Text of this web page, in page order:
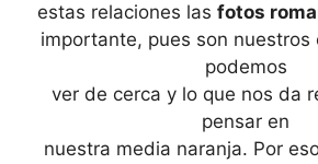
estas relaciones las fotos
importante, pues son nuestros
podemos
ver de cerca y lo que nos da
pensar en
nuestra media naranja. Por